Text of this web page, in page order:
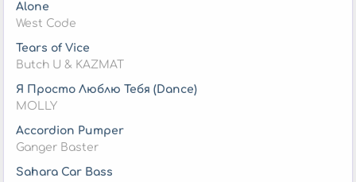
Alone
West Code
Tears of Vice
Butch U & KAZMAT
Я Просто Люблю Тебя (Dance)
MOLLY
Accordion Pumper
Ganger Baster
Sahara Car Bass